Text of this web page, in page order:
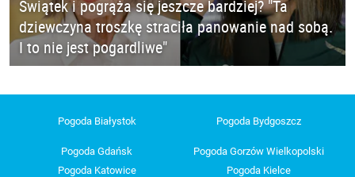
Świątek i pogrąża się jeszcze bardziej? "Ta
dziewczyna troszkę straciła panowanie nad sobą.
I to nie jest pogardliwe"
Pogoda Białystok Pogoda Bydgoszcz
Pogoda Gdańsk
Pogoda Gorzów Wielkopolski
Pogoda Katowice
Pogoda Kielce